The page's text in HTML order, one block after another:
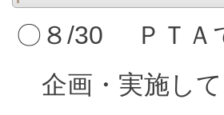
〇８/30 ＰＴＡ
企画・実施し